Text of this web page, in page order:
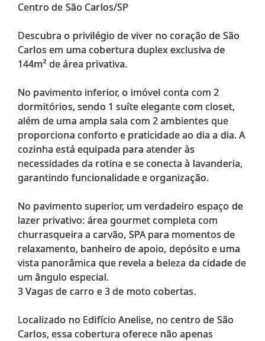
Centro de São Carlos/SP
Descubra o privilégio de viver no coração de São
Carlos em uma cobertura duplex exclusiva de
144m² de área privativa.
No pavimento inferior, o imóvel conta com 2
dormitórios, sendo 1 suíte elegante com closet,
além de uma ampla sala com 2 ambientes que
proporciona conforto e praticidade ao dia a dia. A
cozinha está equipada para atender às
necessidades da rotina e se conecta à lavanderia,
garantindo funcionalidade e organização.
No pavimento superior, um verdadeiro espaço de
lazer privativo: área gourmet completa com
churrasqueira a carvão, SPA para momentos de
relaxamento, banheiro de apoio, depósito e uma
vista panorâmica que revela a beleza da cidade de
um ângulo especial.
3 Vagas de carro e 3 de moto cobertas.
Localizado no Edifício Anelise, no centro de São
Carlos, essa cobertura oferece não apenas